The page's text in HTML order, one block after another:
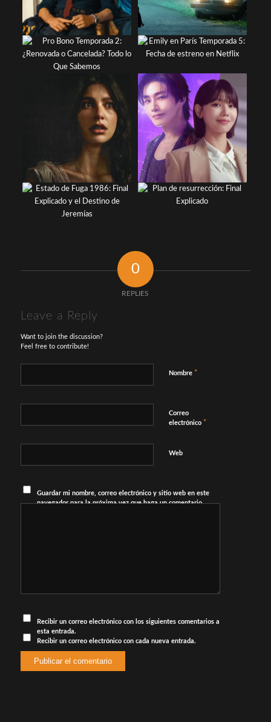
0
REPLIES
Leave a Reply
Want to join the discussion?
Feel free to contribute!
Nombre *
Correo
electrónico *
Web
Guardar mi nombre, correo electrónico y sitio web en este
navegador para la próxima vez que haga un comentario.
Recibir un correo electrónico con los siguientes comentarios a
esta entrada.
Recibir un correo electrónico con cada nueva entrada.